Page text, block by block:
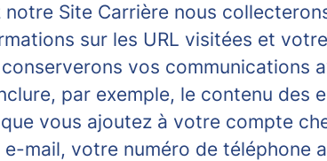
Site Carrière nous
sur les URL visitées et
vos communications
par exemple, le contenu des
vous ajoutez à votre compte
mail, votre numéro de téléphone